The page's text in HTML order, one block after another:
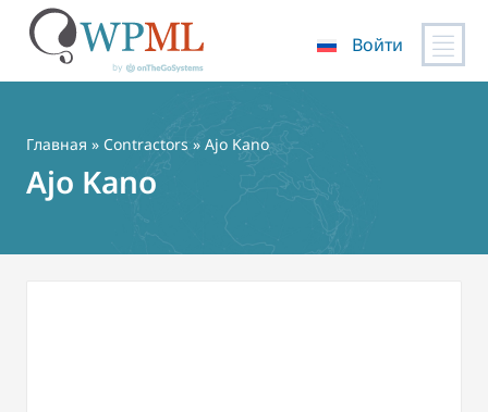
содержимому
Войти
Главная » Contractors » Ajo Kano
Ajo Kano